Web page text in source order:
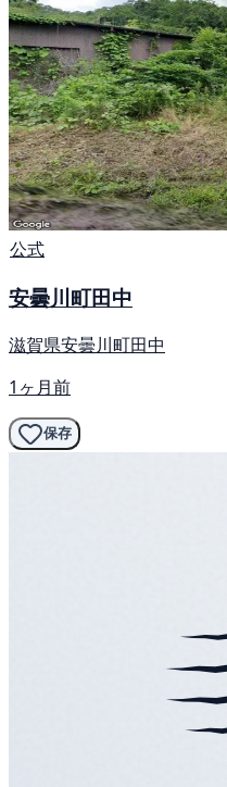
公式
安曇川町田中
滋賀県安曇川町田中
1ヶ月前
保存